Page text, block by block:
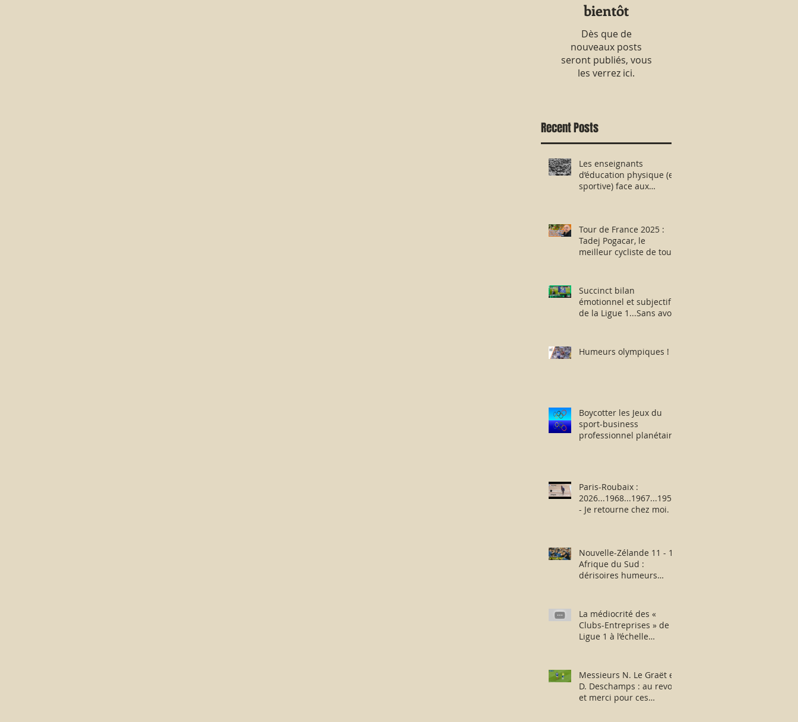
bientôt
Dès que de
nouveaux posts
seront publiés, vous
les verrez ici.
Recent Posts
Les enseignants
d’éducation physique (et
sportive) face aux
en milieu hostile !
Tour de France 2025 :
Tadej Pogacar, le
meilleur cycliste de tous
Armstrong revisitée ?
Succinct bilan
émotionnel et subjectif
de la Ligue 1...Sans avoir
Humeurs olympiques !
Boycotter les Jeux du
sport-business
professionnel planétaire
Paris-Roubaix :
2026...1968...1967...1957
- Je retourne chez moi.
Nouvelle-Zélande 11 - 12
Afrique du Sud :
dérisoires humeurs
La médiocrité des «
Clubs-Entreprises » de
Ligue 1 à l’échelle
Messieurs N. Le Graët et
D. Deschamps : au revoir
et merci pour ces